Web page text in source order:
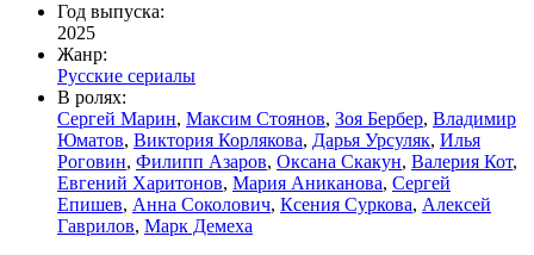
Год выпуска:
2025
Жанр:
Русские сериалы
В ролях:
Сергей Марин, Максим Стоянов, Зоя Бербер, Владимир
Юматов, Виктория Корлякова, Дарья Урсуляк, Илья
Роговин, Филипп Азаров, Оксана Скакун, Валерия Кот,
Евгений Харитонов, Мария Аниканова, Сергей
Епишев, Анна Соколович, Ксения Суркова, Алексей
Гаврилов, Марк Демеха